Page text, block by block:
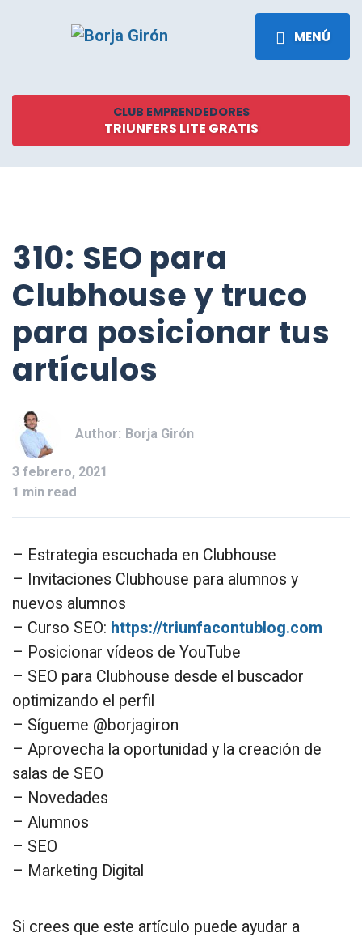
MENÚ
CLUB EMPRENDEDORES
TRIUNFERS LITE GRATIS
310: SEO para
Clubhouse y truco
para posicionar tus
artículos
Author: Borja Girón
3 febrero, 2021
1 min read
– Estrategia escuchada en Clubhouse
– Invitaciones Clubhouse para alumnos y
nuevos alumnos
– Curso SEO: https://triunfacontublog.com
– Posicionar vídeos de YouTube
– SEO para Clubhouse desde el buscador
optimizando el perfil
– Sígueme @borjagiron
– Aprovecha la oportunidad y la creación de
salas de SEO
– Novedades
– Alumnos
– SEO
– Marketing Digital
Si crees que este artículo puede ayudar a